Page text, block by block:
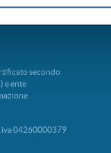
secondo
e ente
04260000379